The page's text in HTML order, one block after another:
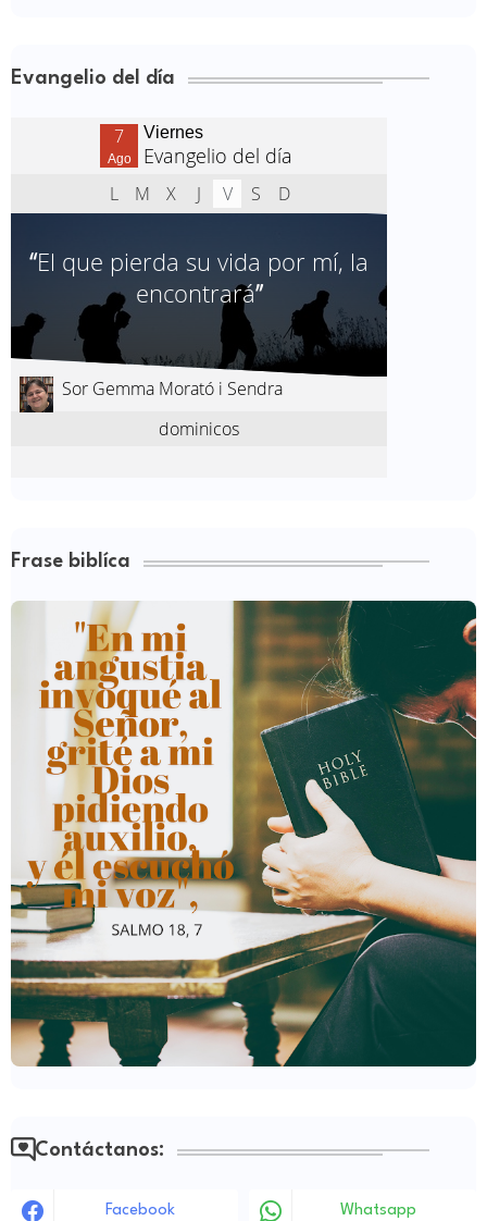
Evangelio del día
Frase biblíca
Contáctanos:
Facebook Whatsapp